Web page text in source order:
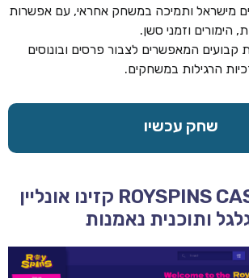
מישראל ותמיכה במשחק אחראי, עם אפשרות
הימורים וזמני סשן.
קבועים המאפשרים לצבור פרסים ובונוסים
הרגילות במשחקים.
שחק עכשיו
ROYSPINS CASINO – 2026 קזינו אונליין
ותוכנית נאמנות